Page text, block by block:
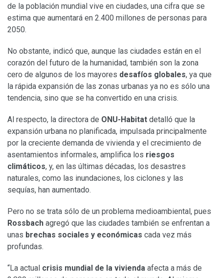
de la población mundial vive en ciudades, una cifra que se
estima que aumentará en 2.400 millones de personas para
2050.
No obstante, indicó que, aunque las ciudades están en el
corazón del futuro de la humanidad, también son la zona
cero de algunos de los mayores desafíos globales, ya que
la rápida expansión de las zonas urbanas ya no es sólo una
tendencia, sino que se ha convertido en una crisis.
Al respecto, la directora de ONU-Habitat detalló que la
expansión urbana no planificada, impulsada principalmente
por la creciente demanda de vivienda y el crecimiento de
asentamientos informales, amplifica los riesgos
climáticos, y, en las últimas décadas, los desastres
naturales, como las inundaciones, los ciclones y las
sequías, han aumentado.
Pero no se trata sólo de un problema medioambiental, pues
Rossbach agregó que las ciudades también se enfrentan a
unas brechas sociales y económicas cada vez más
profundas.
“La actual crisis mundial de la vivienda afecta a más de